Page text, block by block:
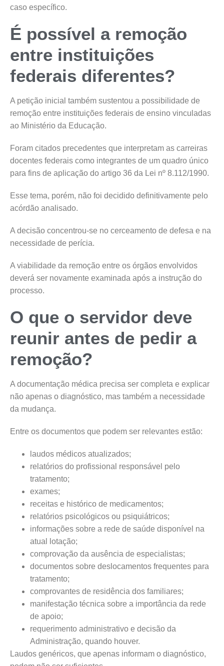
caso específico.
É possível a remoção
entre instituições
federais diferentes?
A petição inicial também sustentou a possibilidade de
remoção entre instituições federais de ensino vinculadas
ao Ministério da Educação.
Foram citados precedentes que interpretam as carreiras
docentes federais como integrantes de um quadro único
para fins de aplicação do artigo 36 da Lei nº 8.112/1990.
Esse tema, porém, não foi decidido definitivamente pelo
acórdão analisado.
A decisão concentrou-se no cerceamento de defesa e na
necessidade de perícia.
A viabilidade da remoção entre os órgãos envolvidos
deverá ser novamente examinada após a instrução do
processo.
O que o servidor deve
reunir antes de pedir a
remoção?
A documentação médica precisa ser completa e explicar
não apenas o diagnóstico, mas também a necessidade
da mudança.
Entre os documentos que podem ser relevantes estão:
laudos médicos atualizados;
relatórios do profissional responsável pelo
tratamento;
exames;
receitas e histórico de medicamentos;
relatórios psicológicos ou psiquiátricos;
informações sobre a rede de saúde disponível na
atual lotação;
comprovação da ausência de especialistas;
documentos sobre deslocamentos frequentes para
tratamento;
comprovantes de residência dos familiares;
manifestação técnica sobre a importância da rede
de apoio;
requerimento administrativo e decisão da
Administração, quando houver.
Laudos genéricos, que apenas informam o diagnóstico,